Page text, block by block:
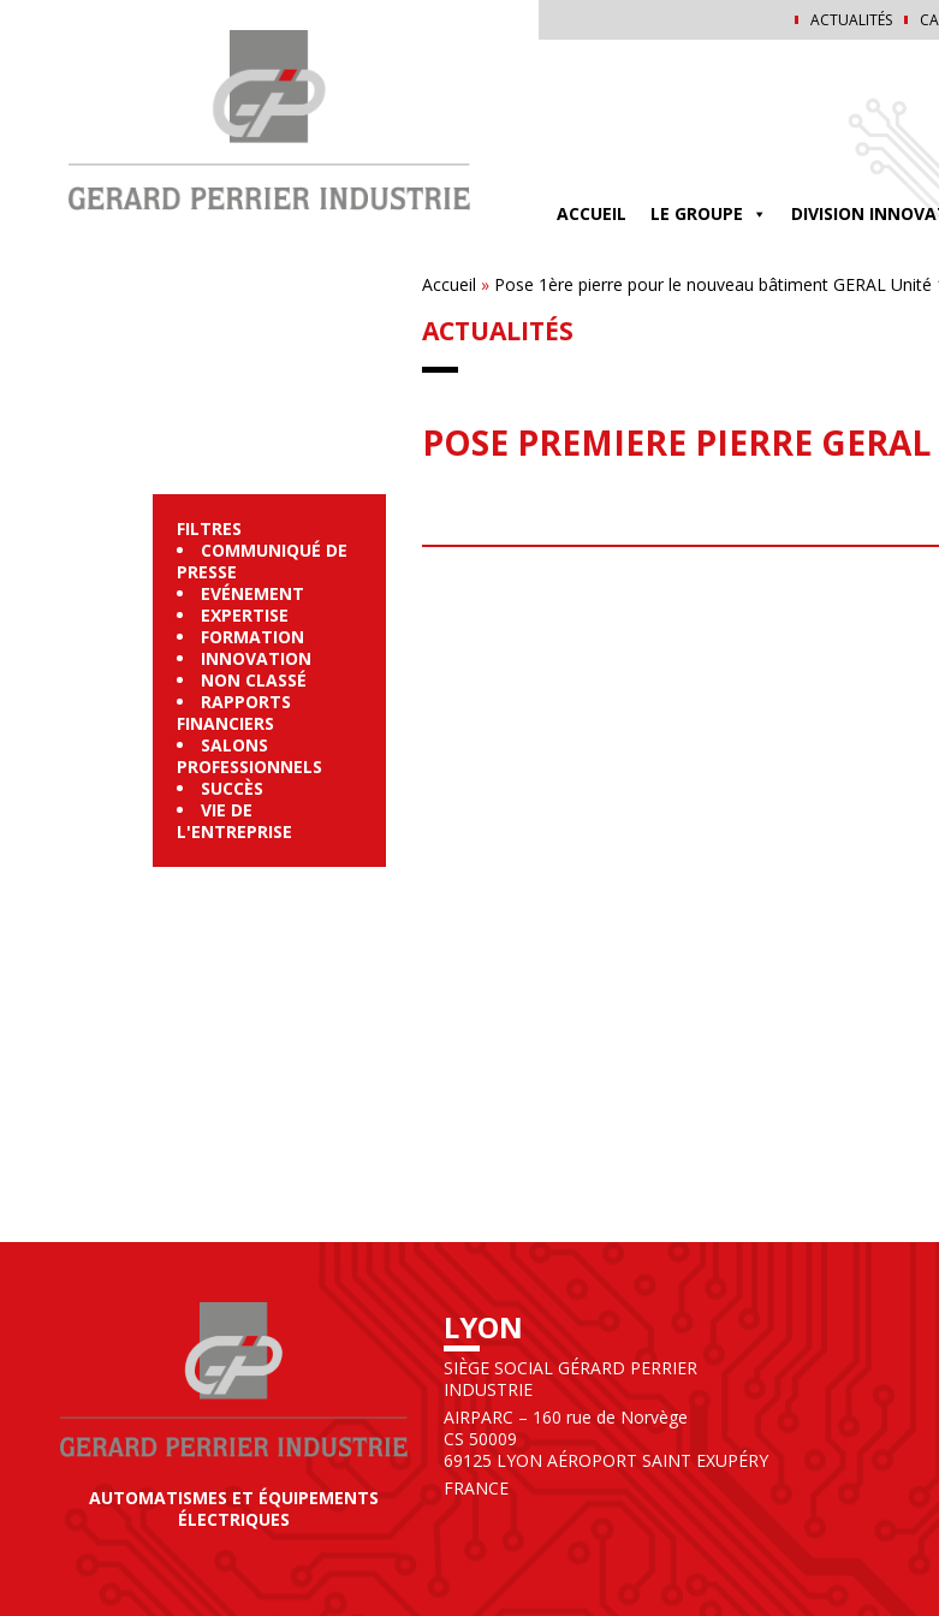
ACTUALITÉS
ACCUEIL LE GROUPE DIVISION
Accueil » Pose 1ère pierre pour le nouveau bâtiment GERAL Unité
ACTUALITÉS
POSE PREMIERE PIERRE GERAL
FILTRES
COMMUNIQUÉ DE
PRESSE
EVÉNEMENT
EXPERTISE
FORMATION
INNOVATION
NON CLASSÉ
RAPPORTS
FINANCIERS
SALONS
PROFESSIONNELS
SUCCÈS
VIE DE
L'ENTREPRISE
AUTOMATISMES ET ÉQUIPEMENTS
ÉLECTRIQUES
LYON
SIÈGE SOCIAL GÉRARD PERRIER
INDUSTRIE
AIRPARC – 160 rue de Norvège
CS 50009
69125 LYON AÉROPORT SAINT EXUPÉRY
FRANCE